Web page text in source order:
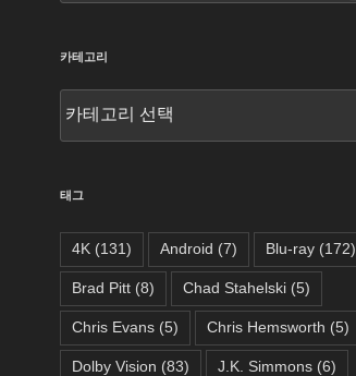
카테고리
테
태그
4K(131) Android (7) Blu-ray(172)
Brad Pitt(8) Chad Stahelski(5)
Chris Evans(5) Chris Hemsworth (5)
Dolby Vision (83) J.K. Simmons(6)